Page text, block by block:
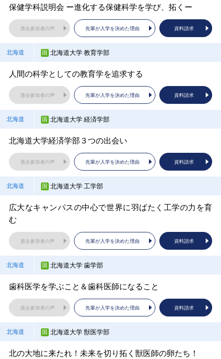
保健学科説明会 ー進化する保健科学を学び、拓くー
過去参加者の声 先輩が入学を決めた理由 資料請求
北海道 北海道大学 教育学部
人間の科学としての教育学を追求する
過去参加者の声 先輩が入学を決めた理由 資料請求
北海道 北海道大学 経済学部
北海道大学経済学部３つの出会い
過去参加者の声 先輩が入学を決めた理由 資料請求
北海道 北海道大学 工学部
広大なキャンパスの中心で世界に羽ばたく工学の力を育
む
過去参加者の声 先輩が入学を決めた理由 資料請求
北海道 北海道大学 歯学部
歯科医学を学ぶこと＆歯科医師になること
過去参加者の声 先輩が入学を決めた理由 資料請求
北海道 北海道大学 獣医学部
北の大地に来たれ！未来を切り拓く獣医師の卵たち！
東北大学入試解説
過去参加者の声 先輩が入学を決めた理由
東北大学工学部説明～科学技術で未来を創ろう！～
過去参加者の声 先輩が入学を決めた理由
学部・入試説明会
過去参加者の声 先輩が入学を決めた理由
宮城県
東北福祉大学 大学説明会
宮城県 宮城学院女子大学
大学説明会
秋田県 秋田大学
群馬県 前橋工科大学
"広く学ぶ" "地域とつながる" 首都圏唯一の公立工科大学
埼玉県 跡見学園女子大学
AI時代に必要な「人間力」を育む
埼玉県 浦和大学
英検取得者は学費が減免！？浦和大学の入試・奨学金制
度
過去参加者の声 先輩が入学を決めた理由 資料請求
埼玉県 埼玉大学
ようこそ埼玉大学へー大学の魅力を紹介いたしますー
埼玉県 埼玉医科大学保健医療学部
看護の未来をつくる あなたへ
過去参加者の声 先輩が入学を決めた理由 資料請求
福井県 福井大学
国際地域学部の学部情報！入試情報！満載！！
過去参加者の声 先輩が入学を決めた理由
福井県 福井大学 工学部
工学部 何が学べる？ 卒業後にどうなる？ どう変わ
る
福井県立大学
福井県立大学 大学説明会 新しい学びのカタチへ
福井県 福井県立大学 地域政策学部
2026年4月新設！ 地域政策学部での学びとは？
過去参加者の声 先輩が入学を決めた理由
長野県 信州大学
【信州全域が活動領域?!】魅力紹介＆入試対策アドバイ
ス
過去参加者の声 先輩が入学を決めた理由 資料請求
愛知県 名古屋商科大学
AI時代に差がつく！「考える力」を伸ばす大学とは？
過去参加者の声 先輩が入学を決めた理由
愛知県 名古屋市立大学
名古屋市立大学 大学別説明会
過去参加者の声 先輩が入学を決めた理由
愛知県 南山大学
大学概要・新入試制度説明会
過去参加者の声 先輩が入学を決めた理由 資料請求
大きく変わる年内入試、チャンス拡大！ 奨学金も充実！
過去参加者の声 先輩が入学を決めた理由
名古屋から16分！ 新・東海キャンパス誕生！！
過去参加者の声 先輩が入学を決めた理由
過去参加者の声 先輩が入学を決めた理由 資料請求
京都府 京都産業大学
【日本最大規模】一拠点総合大学の魅力を丸ごとご紹
介！
過去参加者の声 先輩が入学を決めた理由 資料請求
京都府 京都市立芸術大学
美術学部オンライン進学説明会
過去参加者の声 先輩が入学を決めた理由 資料請求
京都府 京都精華大学
『表現で世界を変える人』を育てる
京都府 京都美術工芸大学
京都で学ぶ建築と建築士資格の最短取得をめざす学びと
は
過去参加者の声 先輩が入学を決めた理由 資料請求
京都府 京都府立大学
オンライン説明会
プラズマでつくる次世代クリーン燃料
過去参加者の声 先輩が入学を決めた理由
地方大学で、まち・地域の未来をデザイン
過去参加者の声 先輩が入学を決めた理由
徳島大学ガイダンス
過去参加者の声 先輩が入学を決めた理由
愛媛県
愛大生による大学紹介
高知県 高知大学
大学説明会
高知県 高知県立大学